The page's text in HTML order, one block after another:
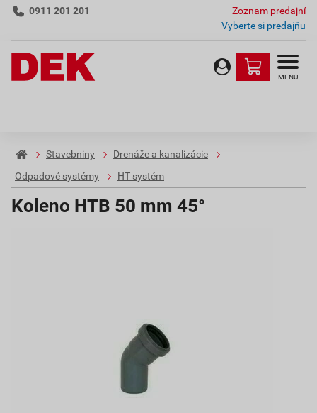
0911 201 201
Zoznam predajní
Vyberte si predajňu
MENU
Stavebniny
Drenáže a kanalizácie
Odpadové systémy
HT systém
Koleno HTB 50 mm 45°